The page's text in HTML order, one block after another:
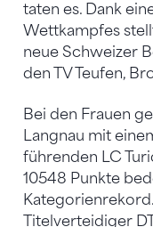
taten es. Dank
Wettkampfes
neue Schweizer
den TV Teufen,
Bei den Frauen
Langnau mit
führenden LC
10548 Punkte
Titelverteidiger